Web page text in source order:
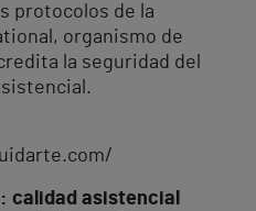
protocolos de la
organismo de
la seguridad del
calidad asistencial